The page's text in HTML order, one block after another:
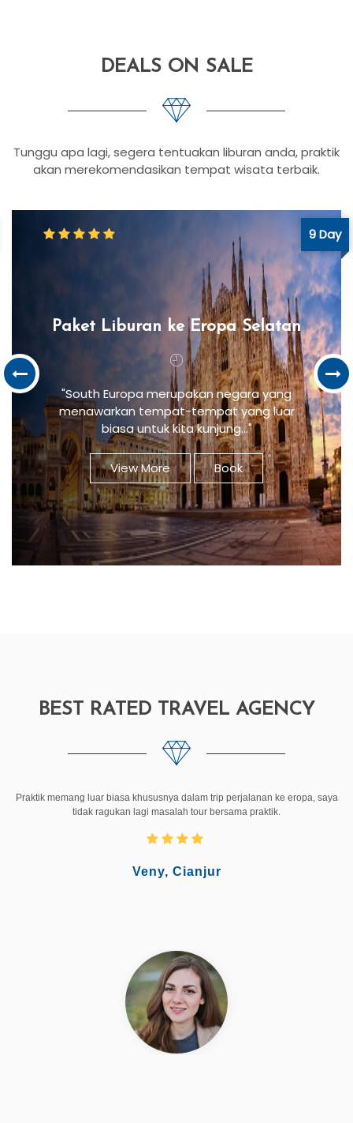
akan merekomendasikan tempat wisata terbaik.
Paket Liburan ke Eropa Selatan
South Europa merupakan negara yang
menawarkan tempat-tempat yang luar
biasa untuk kita kunjung...
View More Book
9 Day
saya liburan 3 hari ke bandung, rasanya masih kurang, lain kali saya akan
ikutin trip perjalanan bersama praktik menuju kota wisata lainya
Annisa, jogja